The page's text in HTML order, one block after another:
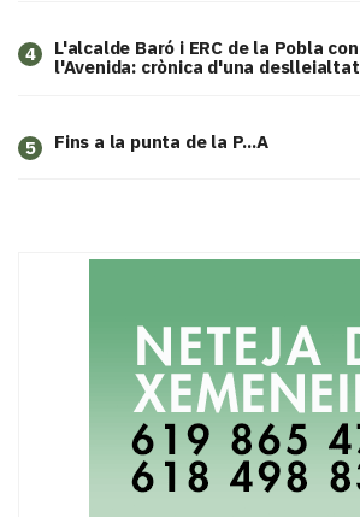
4
L'alcalde Baró i ERC de la Pobla
l'Avenida: crònica d'una deslleialtat
5 Fins a la punta de la P...A